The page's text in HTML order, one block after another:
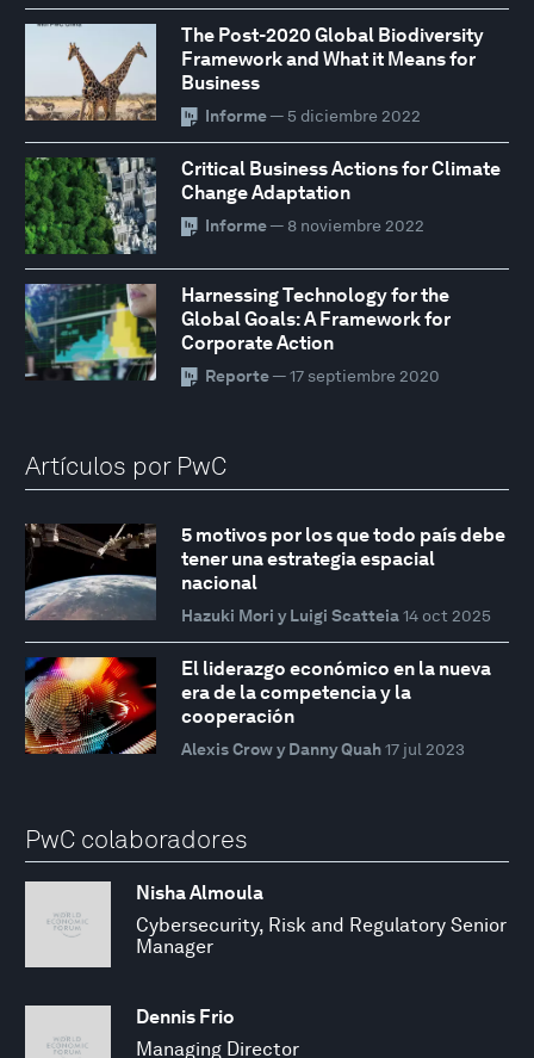
The Post-2020 Global Biodiversity
Framework and What it Means for
Business
Informe— 5 diciembre 2022
Critical Business Actions for Climate
Change Adaptation
Informe— 8 noviembre 2022
Harnessing Technology for the
Global Goals: A Framework for
Corporate Action
Reporte— 17 septiembre 2020
Artículos por PwC
5 motivos por los que todo país debe
tener una estrategia espacial
nacional
Hazuki Mori y Luigi Scatteia 14 oct 2025
El liderazgo económico en la nueva
era de la competencia y la
cooperación
Alexis Crow y Danny Quah 17 jul 2023
PwC colaboradores
Nisha Almoula
Cybersecurity, Risk and Regulatory Senior
Manager
Dennis Frio
Managing Director